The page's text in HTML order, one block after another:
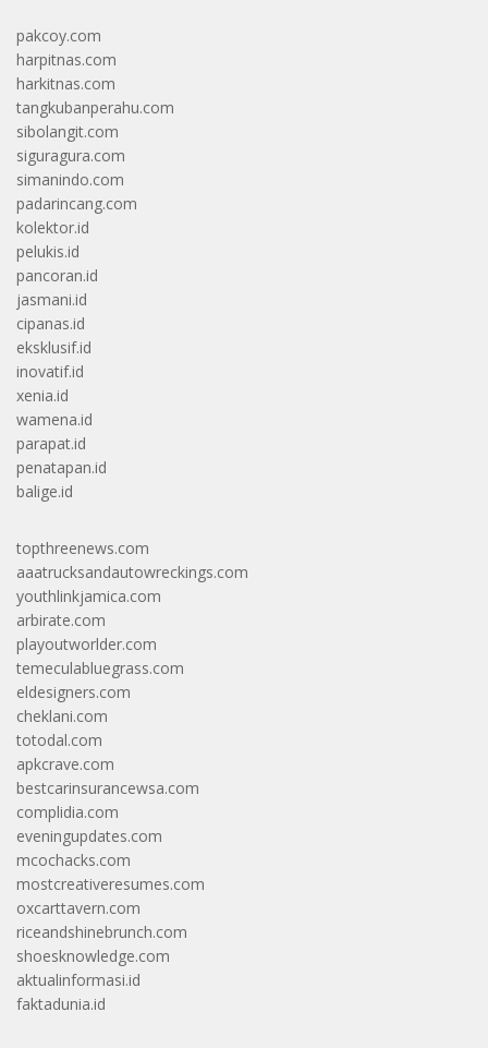
pakcoy.com
harpitnas.com
harkitnas.com
tangkubanperahu.com
sibolangit.com
siguragura.com
simanindo.com
padarincang.com
kolektor.id
pelukis.id
pancoran.id
jasmani.id
cipanas.id
eksklusif.id
inovatif.id
xenia.id
wamena.id
parapat.id
penatapan.id
balige.id
topthreenews.com
aaatrucksandautowreckings.com
youthlinkjamica.com
arbirate.com
playoutworlder.com
temeculabluegrass.com
eldesigners.com
cheklani.com
totodal.com
apkcrave.com
bestcarinsurancewsa.com
complidia.com
eveningupdates.com
mcochacks.com
mostcreativeresumes.com
oxcarttavern.com
riceandshinebrunch.com
shoesknowledge.com
aktualinformasi.id
faktadunia.id